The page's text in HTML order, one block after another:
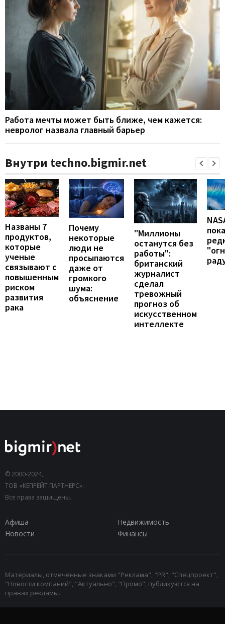
Работа мечты может быть ближе, чем кажется:
невролог назвала главный барьер
Внутри techno.bigmir.net
Названы 7
продуктов,
которые
ученые
связывают с
повышенным
риском
развития
рака
Почему
некоторые
люди не
просыпаются
даже от
громкого
шума:
объяснение
"Миллионы
останутся без
работы":
британский
журналист
сделал
тревожный
прогноз об
искусственном
интеллекте
© 2000-2024,
ТОВ «КЕПРЕЙТ ПАРТНЕРС».
Все права защищены.
Афиша
Недвижимость
Новости
Финансы
Материалы, отмеченные знаками "Реклама", "PR", "Спецпроект",
"Новости компаний", "Актуально", "Промо", публикуются на
правах рекламы.